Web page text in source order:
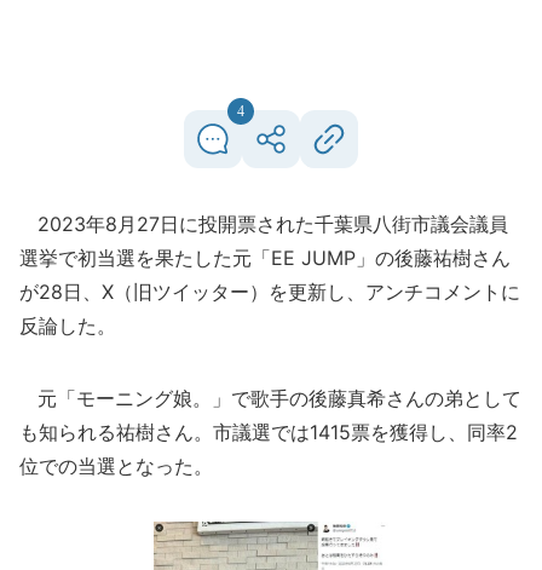
4
2023年8月27日に投開票された千葉県八街市議会議員
選挙で初当選を果たした元「EE JUMP」の後藤祐樹さん
が28日、X（旧ツイッター）を更新し、アンチコメントに
反論した。
元「モーニング娘。」で歌手の後藤真希さんの弟として
も知られる祐樹さん。市議選では1415票を獲得し、同率2
位での当選となった。